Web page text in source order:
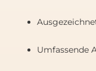
Umfassende